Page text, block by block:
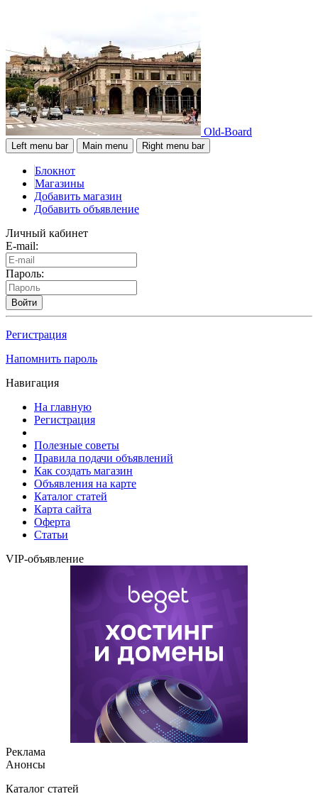
Old-Board
Left menu bar Main menu Right menu bar
Блокнот
Магазины
Добавить магазин
Добавить объявление
Личный кабинет
E-mail:
Пароль:
Войти
Регистрация
Напомнить пароль
Навигация
На главную
Регистрация
Полезные советы
Правила подачи объявлений
Как создать магазин
Объявления на карте
Каталог статей
Карта сайта
Оферта
Статьи
VIP-объявление
Реклама
Анонсы
Каталог статей